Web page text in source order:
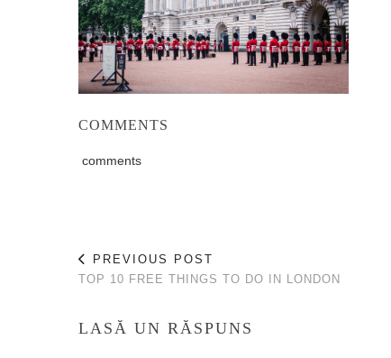
COMMENTS
comments
PREVIOUS POST
TOP 10 FREE THINGS TO DO IN LONDON
LASĂ UN RĂSPUNS